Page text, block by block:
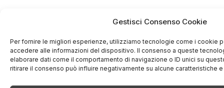
Gestisci Consenso Cookie
Per fornire le migliori esperienze, utilizziamo tecnologie come i cookie
accedere alle informazioni del dispositivo. Il consenso a queste
elaborare dati come il comportamento di navigazione o ID unici su
ritirare il consenso può influire negativamente su alcune caratteristiche